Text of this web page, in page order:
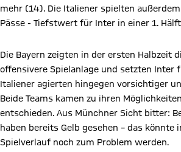
mehr (14). Die Italiener spielten
Pässe - Tiefstwert für Inter in einer 1.
Die Bayern zeigten in der ersten Halbzeit
offensivere Spielanlage und setzten Inter
Italiener agierten hingegen vorsichtiger
Beide Teams kamen zu ihren
entschieden. Aus Münchner Sicht bitter:
haben bereits Gelb gesehen – das könnte
Spielverlauf noch zum Problem werden.